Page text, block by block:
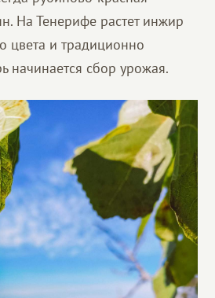
На Тенерифе растет инжир
цвета и традиционно
начинается сбор урожая.